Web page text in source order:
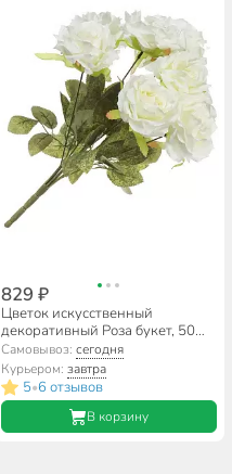
829 ₽
Цветок искусственный
декоративный Роза букет, 50
см, белый, Y4-7908
Самовывоз: сегодня
Курьером: завтра
5•6 отзывов
В корзину